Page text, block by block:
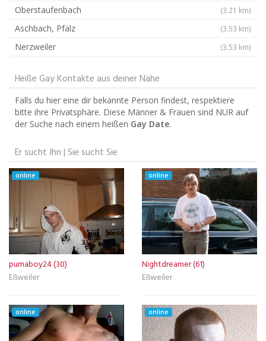
Oberstaufenbach (3.21 km)
Aschbach, Pfalz (3.53 km)
Nerzweiler (3.53 km)
Heiße Gay Kontakte aus deiner Nähe
Falls du hier eine dir bekannte Person findest, respektiere
bitte ihre Privatsphäre. Diese Männer & Frauen sind NUR auf
der Suche nach einem heißen Gay Date.
Er sucht Ihn | Sie sucht Sie
online
pumaboy24 (30)
Eßweiler
online
Nightdreamer (61)
Eßweiler
online online